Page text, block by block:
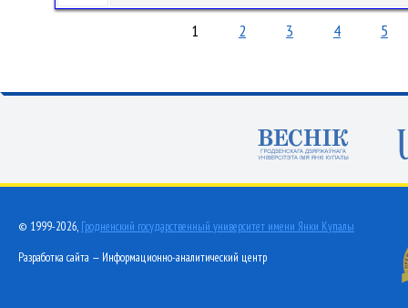
1 2 3 4 5
© 1999-2026, Гродненский государственный университет имени Янки Купалы
Разработка сайта — Информационно-аналитический центр